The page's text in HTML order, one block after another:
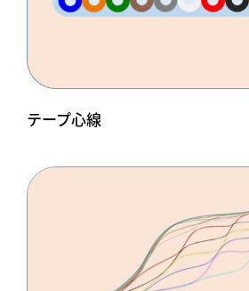
テープ心線